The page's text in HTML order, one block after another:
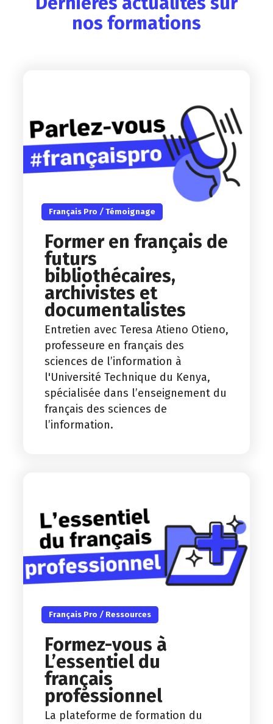
nos formations
Français Pro / Témoignage
Former en français de
futurs
bibliothécaires,
archivistes et
documentalistes
Entretien avec Teresa Atieno Otieno,
professeure en français des
sciences de l’information à
l'Université Technique du Kenya,
spécialisée dans l’enseignement du
français des sciences de
l’information.
Français Pro / Ressources
Formez-vous à
L’essentiel du
français
professionnel
La plateforme de formation du